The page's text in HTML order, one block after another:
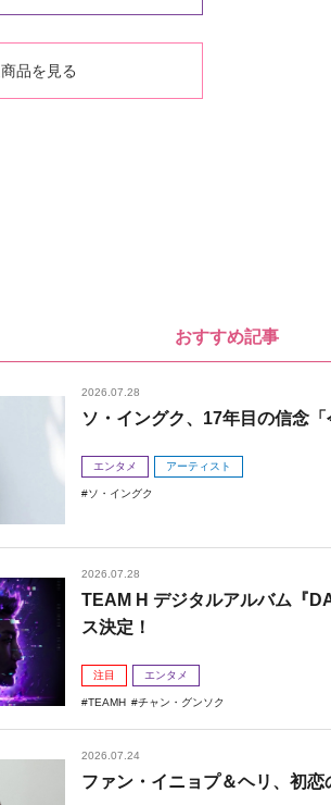
品を見る
おすすめ記事
2026.07.28
ソ・イングク、17年目の信念「
エンタメ アーティスト
ソ・イングク
2026.07.28
TEAM H デジタルアルバム『
ス決定！
注目 エンタメ
TEAMH チャン・グンソク
2026.07.24
ファン・イニョプ＆ヘリ、初